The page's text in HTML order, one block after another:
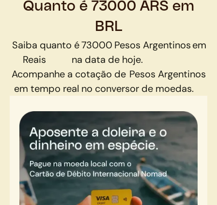
Quanto é 73000 ARS em
BRL
Saiba quanto é73000 Pesos Argentinosem
Reais
na data de hoje.
Acompanhe a cotação de Pesos Argentinos
em tempo real no conversor de moedas.